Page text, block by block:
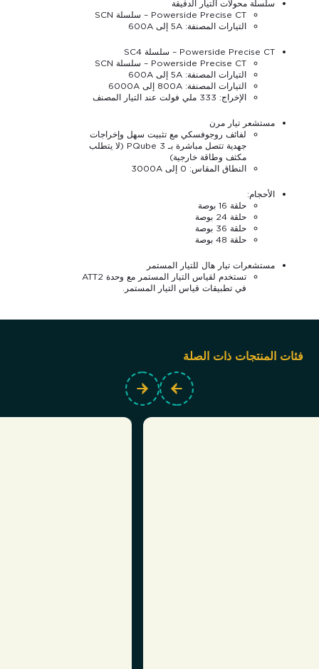
سلسلة محولات التيار الدقيقة
Powerside Precise CT – سلسلة SCN
التيارات المصنفة: 5A إلى 600A
Powerside Precise CT – سلسلة SC4
Powerside Precise CT – سلسلة SCN
التيارات المصنفة: 5A إلى 600A
التيارات المصنفة: 800A إلى 6000A
الإخراج: 333 ملي فولت عند التيار المصنف
مستشعر تيار مرن
لفائف روجوفسكي مع تثبيت سهل وإخراجات
جهدية تتصل مباشرة بـ PQube 3 (لا يتطلب
مكثف وطاقة خارجية)
النطاق المقاس: 0 إلى 3000A
الأحجام:
حلقة 16 بوصة
حلقة 24 بوصة
حلقة 36 بوصة
حلقة 48 بوصة
مستشعرات تيار هال للتيار المستمر
تستخدم لقياس التيار المستمر مع وحدة ATT2
في تطبيقات قياس التيار المستمر.
فئات المنتجات ذات الصلة